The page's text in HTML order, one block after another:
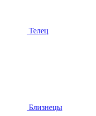
Телец
Близнецы